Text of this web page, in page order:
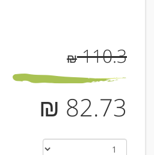
110.3
₪
82.73 ₪